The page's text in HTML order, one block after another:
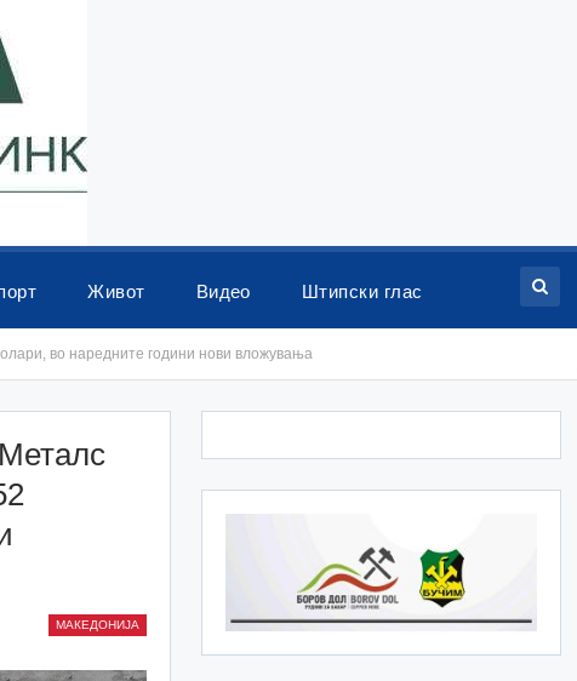
Живот Видео Штипски глас
во наредните години нови вложувања
МАКЕДОНИЈА